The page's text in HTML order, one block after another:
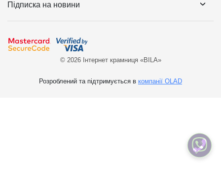
Підписка на новини
© 2026 Інтернет крамниця «BILA»
Розроблений та підтримується в компанії OLAD